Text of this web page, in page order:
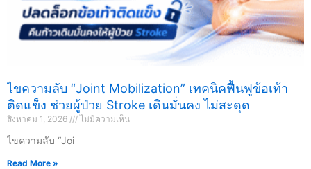
ไขความลับ “Joint Mobilization” เทคนิคฟื้นฟูข้อเท้า
ติดแข็ง ช่วยผู้ป่วย Stroke เดินมั่นคง ไม่สะดุด
สิงหาคม 1, 2026 ไม่มีความเห็น
ไขความลับ “Joi
Read More »